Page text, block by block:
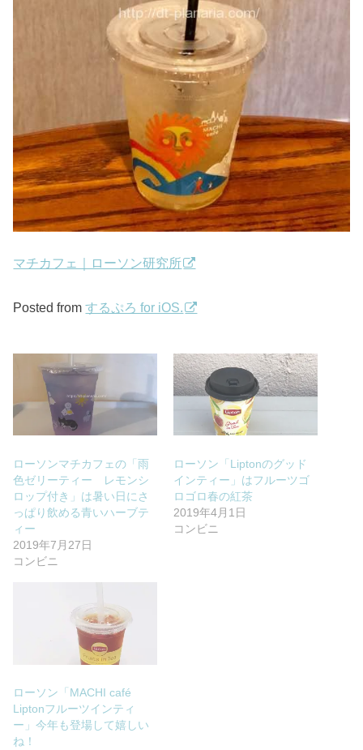
マチカフェ｜ローソン研究所
Posted fromするぷろ for iOS.
ローソンマチカフェの「雨
色ゼリーティー レモンシ
ロップ付き」は暑い日にさ
っぱり飲める青いハーブテ
ィー
2019年7月27日
コンビニ
ローソン「Liptonのグッド
インティー」はフルーツゴ
ロゴロ春の紅茶
2019年4月1日
コンビニ
ローソン「MACHI café
Liptonフルーツインティ
ー」今年も登場して嬉しい
ね！